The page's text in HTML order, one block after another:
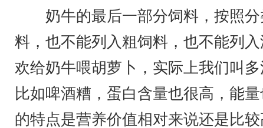
奶牛的最后一部分饲料，按照分
料，也不能列入粗饲料，也不能列
欢给奶牛喂胡萝卜，实际上我们叫
比如啤酒糟，蛋白含量也很高，能
的特点是营养价值相对来说还是比